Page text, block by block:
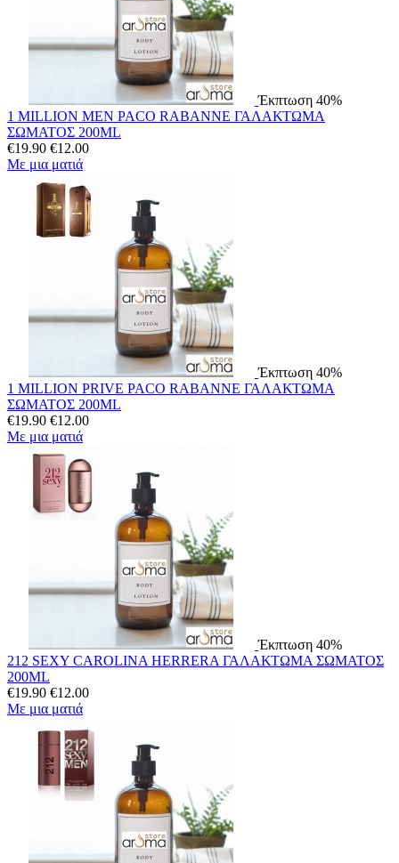
Έκπτωση 40%
1 MILLION MEN PACO RABANNE ΓΑΛΑΚΤΩΜΑ
ΣΩΜΑΤΟΣ 200ML
€19.90 €12.00
Με μια ματιά
Έκπτωση 40%
1 MILLION PRIVE PACO RABANNE ΓΑΛΑΚΤΩΜΑ
ΣΩΜΑΤΟΣ 200ML
€19.90 €12.00
Με μια ματιά
Έκπτωση 40%
212 SEXY CAROLINA HERRERA ΓΑΛΑΚΤΩΜΑ ΣΩΜΑΤΟΣ
200ML
€19.90 €12.00
Με μια ματιά